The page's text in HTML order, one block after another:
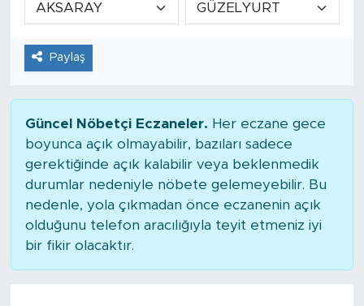
Paylaş
Güncel Nöbetçi Eczaneler. Her eczane gece
boyunca açık olmayabilir, bazıları sadece
gerektiğinde açık kalabilir veya beklenmedik
durumlar nedeniyle nöbete gelemeyebilir. Bu
nedenle, yola çıkmadan önce eczanenin açık
olduğunu telefon aracılığıyla teyit etmeniz iyi
bir fikir olacaktır.
Tarihçe
Resmi İlanlar
Foto Şaka
Politika